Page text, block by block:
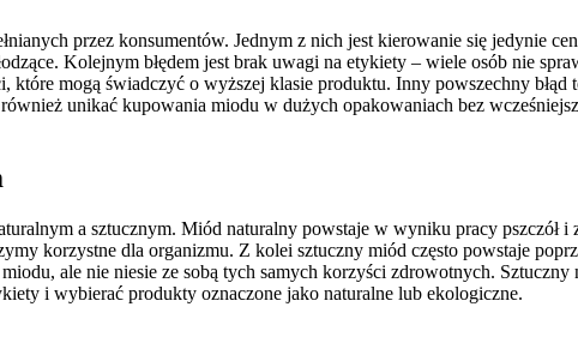
przez konsumentów. Jednym z nich jest kierowanie się jedynie
Kolejnym błędem jest brak uwagi na etykiety – wiele osób nie
mogą świadczyć o wyższej klasie produktu. Inny powszechny
unikać kupowania miodu w dużych opakowaniach bez
a sztucznym. Miód naturalny powstaje w wyniku pracy pszczół
korzystne dla organizmu. Z kolei sztuczny miód często powstaje
ale nie niesie ze sobą tych samych korzyści zdrowotnych. Sztuczny
i wybierać produkty oznaczone jako naturalne lub ekologiczne.